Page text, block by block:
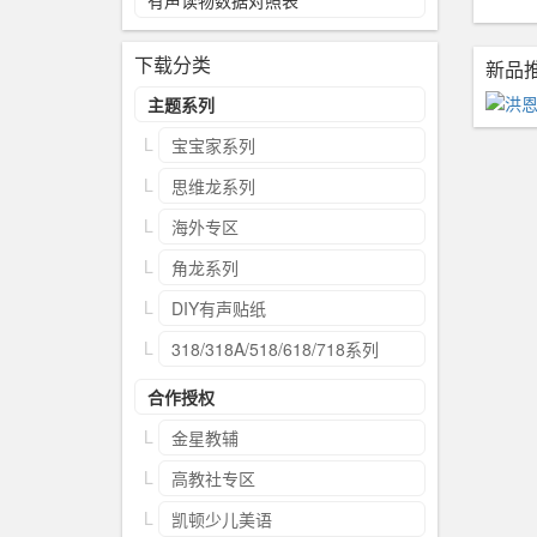
新品
下载分类
主题系列
宝宝家系列
思维龙系列
海外专区
角龙系列
DIY有声贴纸
318/318A/518/618/718系列
合作授权
金星教辅
高教社专区
凯顿少儿美语